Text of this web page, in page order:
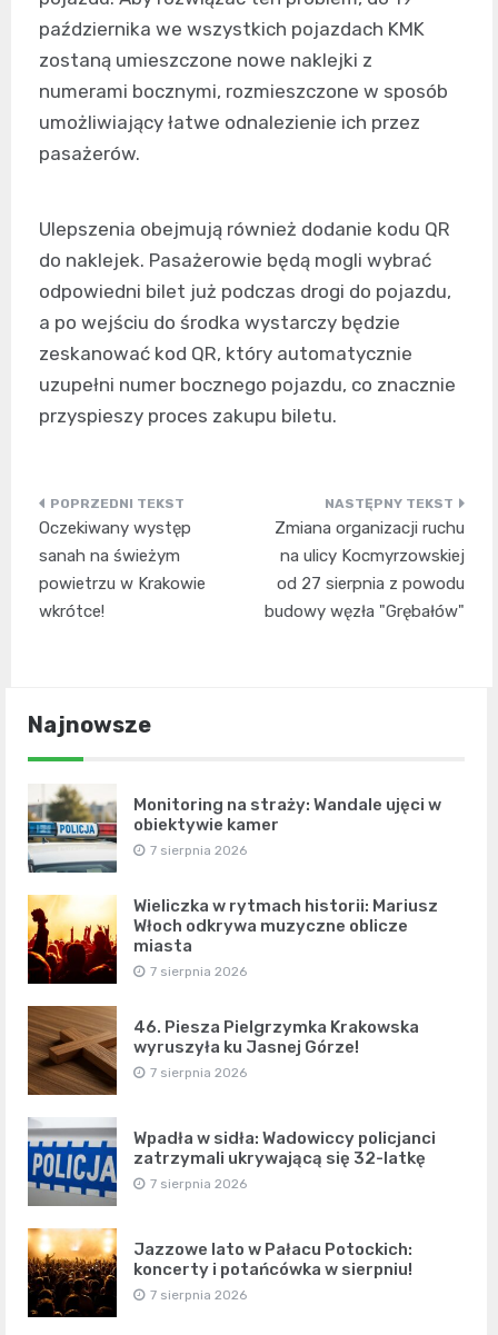
października we wszystkich pojazdach KMK
zostaną umieszczone nowe naklejki z
numerami bocznymi, rozmieszczone w sposób
umożliwiający łatwe odnalezienie ich przez
pasażerów.
Ulepszenia obejmują również dodanie kodu QR
do naklejek. Pasażerowie będą mogli wybrać
odpowiedni bilet już podczas drogi do pojazdu,
a po wejściu do środka wystarczy będzie
zeskanować kod QR, który automatycznie
uzupełni numer bocznego pojazdu, co znacznie
przyspieszy proces zakupu biletu.
Nawigacja
wpisu
Oczekiwany występ
sanah na świeżym
powietrzu w Krakowie
wkrótce!
Zmiana organizacji ruchu
na ulicy Kocmyrzowskiej
od 27 sierpnia z powodu
budowy węzła "Grębałów"
Najnowsze
Monitoring na straży: Wandale ujęci w
obiektywie kamer
7 sierpnia 2026
Wieliczka w rytmach historii: Mariusz
Włoch odkrywa muzyczne oblicze
miasta
7 sierpnia 2026
46. Piesza Pielgrzymka Krakowska
wyruszyła ku Jasnej Górze!
7 sierpnia 2026
Wpadła w sidła: Wadowiccy policjanci
zatrzymali ukrywającą się 32-latkę
7 sierpnia 2026
Jazzowe lato w Pałacu Potockich:
koncerty i potańcówka w sierpniu!
7 sierpnia 2026